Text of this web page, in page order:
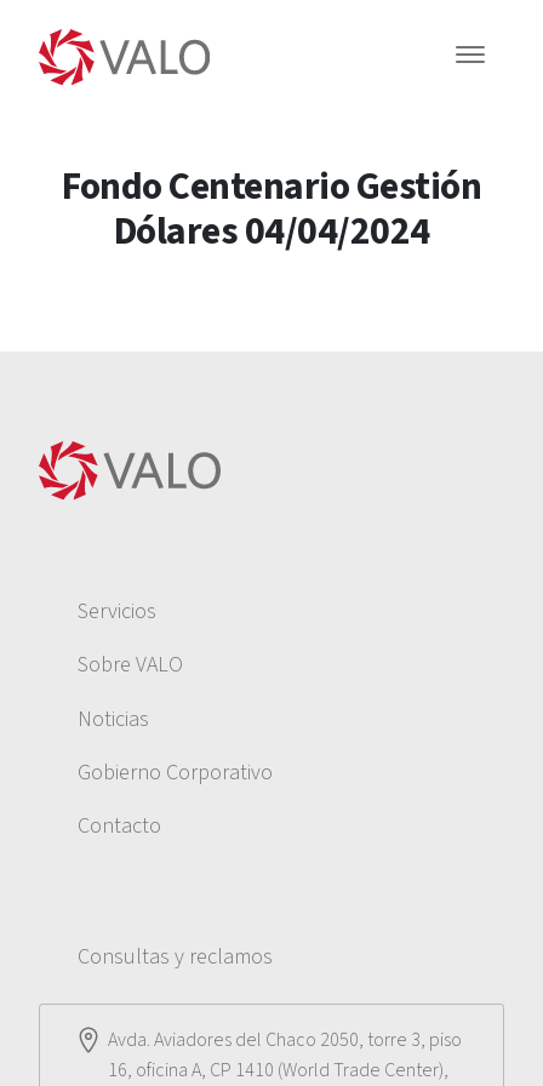
Fondo Centenario Gestión
Dólares 04/04/2024
Servicios
Sobre VALO
Noticias
Gobierno Corporativo
Contacto
Consultas y reclamos
Avda. Aviadores del Chaco 2050, torre 3, piso
16, oficina A, CP 1410 (World Trade Center),